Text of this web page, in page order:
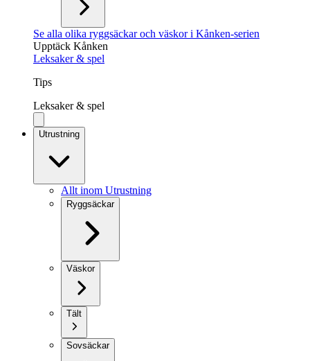
Se alla olika ryggsäckar och väskor i Kånken-serien
Upptäck Kånken
Leksaker & spel
Tips
Leksaker & spel
Utrustning
Allt inom Utrustning
Ryggsäckar
Väskor
Tält
Sovsäckar